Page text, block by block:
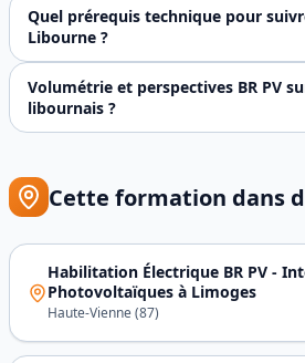
Quel prérequis technique pour
Libourne ?
Prérequis identique à la BR
Volumétrie et perspectives BR PV
libournais ?
Cette formation dans
Habilitation Électrique BR PV -
Photovoltaïques à Limoges
Haute-Vienne(87)